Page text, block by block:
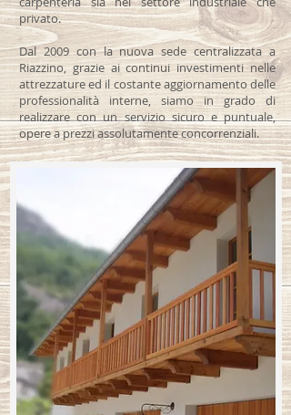
privato.
Dal 2009 con la nuova sede centralizzata a
Riazzino, grazie ai continui investimenti nelle
attrezzature ed il costante aggiornamento delle
professionalità interne, siamo in grado di
realizzare con un servizio sicuro e puntuale,
opere a prezzi assolutamente concorrenziali.